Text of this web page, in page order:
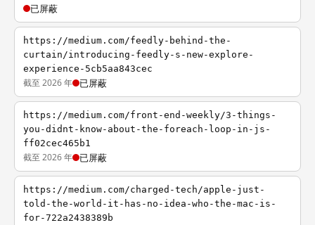
已屏蔽
https://medium.com/feedly-behind-the-
curtain/introducing-feedly-s-new-explore-
experience-5cb5aa843cec
截至 2026 年 已屏蔽
https://medium.com/front-end-weekly/3-things-
you-didnt-know-about-the-foreach-loop-in-js-
ff02cec465b1
截至 2026 年 已屏蔽
https://medium.com/charged-tech/apple-just-
told-the-world-it-has-no-idea-who-the-mac-is-
for-722a2438389b